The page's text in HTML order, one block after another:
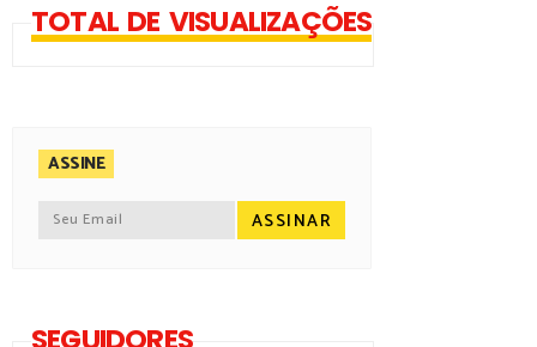
TOTAL DE VISUALIZAÇÕES
ASSINE